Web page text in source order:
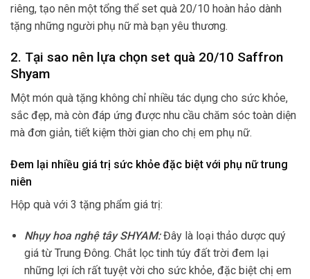
riêng, tạo nên một tổng thể set quà 20/10 hoàn hảo dành
tặng những người phụ nữ mà bạn yêu thương.
2. Tại sao nên lựa chọn set quà 20/10 Saffron
Shyam
Một món quà tặng không chỉ nhiều tác dụng cho sức khỏe,
sắc đẹp, mà còn đáp ứng được nhu cầu chăm sóc toàn diện
mà đơn giản, tiết kiệm thời gian cho chị em phụ nữ.
Đem lại nhiều giá trị sức khỏe đặc biệt với phụ nữ trung
niên
Hộp quà với 3 tặng phẩm giá trị:
Nhụy hoa nghệ tây SHYAM:Đây là loại thảo dược quý
giá từ Trung Đông. Chắt lọc tinh túy đất trời đem lại
những lợi ích rất tuyệt vời cho sức khỏe, đặc biệt chị em